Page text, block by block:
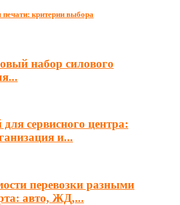
критерии выбора
набор силового
сервисного центра:
и...
перевозки разными
авто, ЖД,...